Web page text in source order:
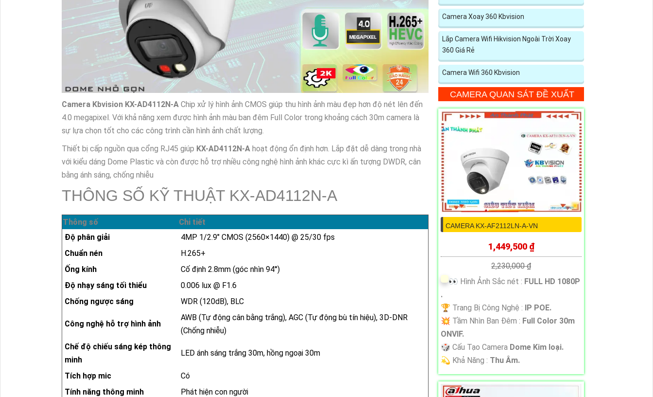
Camera Kbvision KX-AD4112N-A Chip xử lý hình ảnh CMOS giúp thu hình ảnh màu đẹp hơn độ nét lên đến
4.0 megapixel. Với khả năng xem được hình ảnh màu ban đêm Full Color trong khoảng cách 30m camera là
sự lựa chọn tốt cho các công trình cần hình ảnh chất lượng.
Thiết bị cấp nguồn qua cổng RJ45 giúp KX-AD4112N-A hoạt động ổn định hơn. Lắp đặt dễ dàng trong nhà
với kiểu dáng Dome Plastic và còn được hỗ trợ nhiều công nghệ hình ảnh khác cực kì ấn tượng DWDR, cân
bằng ánh sáng, chống nhiễu
THÔNG SỐ KỸ THUẬT KX-AD4112N-A
Thông số
Chi tiết
Độ phân giải
4MP 1/2.9" CMOS (2560×1440) @ 25/30 fps
Chuẩn nén
H.265+
Ống kính
Cố định 2.8mm (góc nhìn 94°)
Độ nhạy sáng tối thiểu
0.006 lux @ F1.6
Chống ngược sáng
WDR (120dB), BLC
Công nghệ hỗ trợ hình ảnh
AWB (Tự động cân bằng trắng), AGC (Tự động bù tín hiệu), 3D-DNR
(Chống nhiễu)
Chế độ chiếu sáng kép thông
minh
LED ánh sáng trắng 30m, hồng ngoại 30m
Tích hợp mic
Có
Tính năng thông minh
Phát hiện con người
Camera Xoay 360 Kbvision
Lắp Camera Wifi Hikvision Ngoài Trời Xoay
360 Giá Rẻ
Camera Wifi 360 Kbvision
CAMERA QUAN SÁT ĐỀ XUẤT
CAMERA KX-AF2112LN-A-VN
1,449,500 ₫
2,230,000 ₫
️👀 Hình Ảnh Sắc nét : FULL HD 1080P
.
🏆 Trang Bị Công Nghệ :
IP POE.
💥 Tầm Nhìn Ban Đêm : Full Color 30m
ONVIF.
🎲 Cấu Tạo Camera Dome Kim loại.
️💫 Khả Năng : Thu Âm.